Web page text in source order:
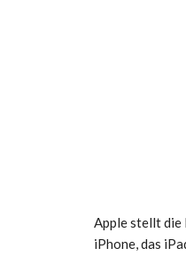
Apple stellt die
iPhone, das